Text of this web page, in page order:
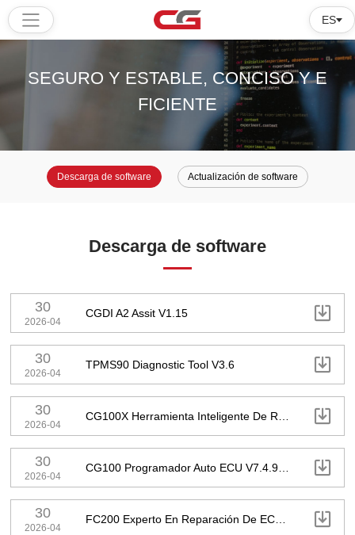
ES
SEGURO Y ESTABLE, CONCISO Y E
FICIENTE
Descarga de software Actualización de software
Descarga de software
30
2026-04
CGDI A2 Assit V1.15 
30
2026-04
TPMS90 Diagnostic Tool V3.6 
30
2026-04 
30
2026-04 
30
2026-04 